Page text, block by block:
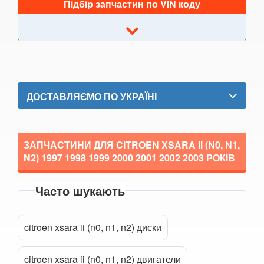
DS7 Crossback
Nemo
Xsara II (N0, N1, N2)
Xsara II Picasso (N68)
FIAT keyboard_arrow_down
FORD keyboard_arrow_down
HONDA
JAGUAR
JEEP
Підбір запчастин по VIN коду
attach_fileПрикріпити файл
ДОСТАВЛЯЄМО ПО УКРАЇНІ
ЗАПЧАСТИНИ ДЛЯ CITROEN XSARA II (N0, N1,
N2) 1997 1998 1999 2000 2001 2002 2003 РОКІВ
Часто шукають
citroen xsara ii (n0, n1, n2) диски
citroen xsara ii (n0, n1, n2) двигатели